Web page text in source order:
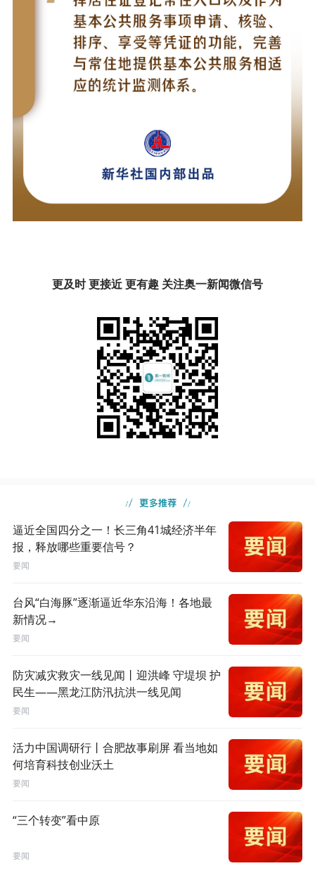
更及时 更接近 更有趣 关注奥一新闻微信号
逼近全国四分之一！长三角41城经济半年
报，释放哪些重要信号？
要闻
台风“白海豚”逐渐逼近华东沿海！各地最
新情况→
要闻
防灾减灾救灾一线见闻丨迎洪峰 守堤坝 护
民生——黑龙江防汛抗洪一线见闻
要闻
活力中国调研行丨合肥故事刷屏 看当地如
何培育科技创业沃土
要闻
“三个转变”看中原
要闻